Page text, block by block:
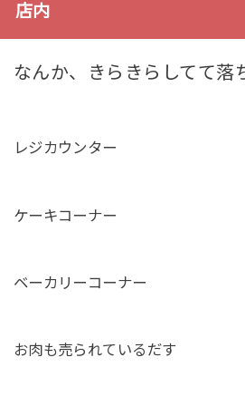
店内
なんか、きらきらしてて落
レジカウンター
ケーキコーナー
ベーカリーコーナー
お肉も売られているだす